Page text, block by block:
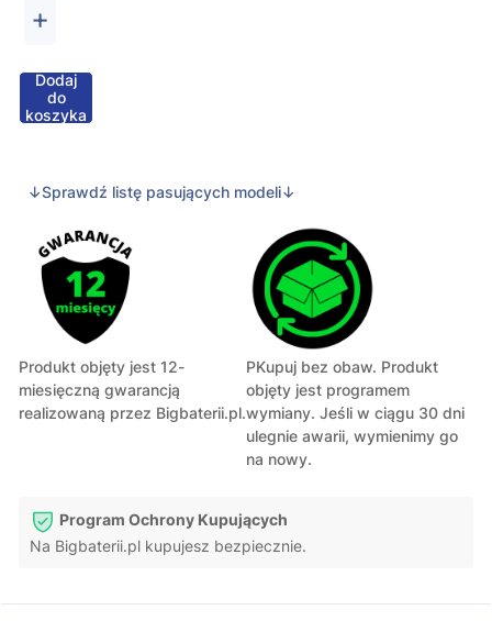
+
Dodaj
do
koszyka
↓Sprawdź listę pasujących modeli↓
Produkt objęty jest 12-
miesięczną gwarancją
realizowaną przez Bigbaterii.pl.
PKupuj bez obaw. Produkt
objęty jest programem
wymiany. Jeśli w ciągu 30 dni
ulegnie awarii, wymienimy go
na nowy.
Program Ochrony Kupujących
Na Bigbaterii.pl kupujesz bezpiecznie.